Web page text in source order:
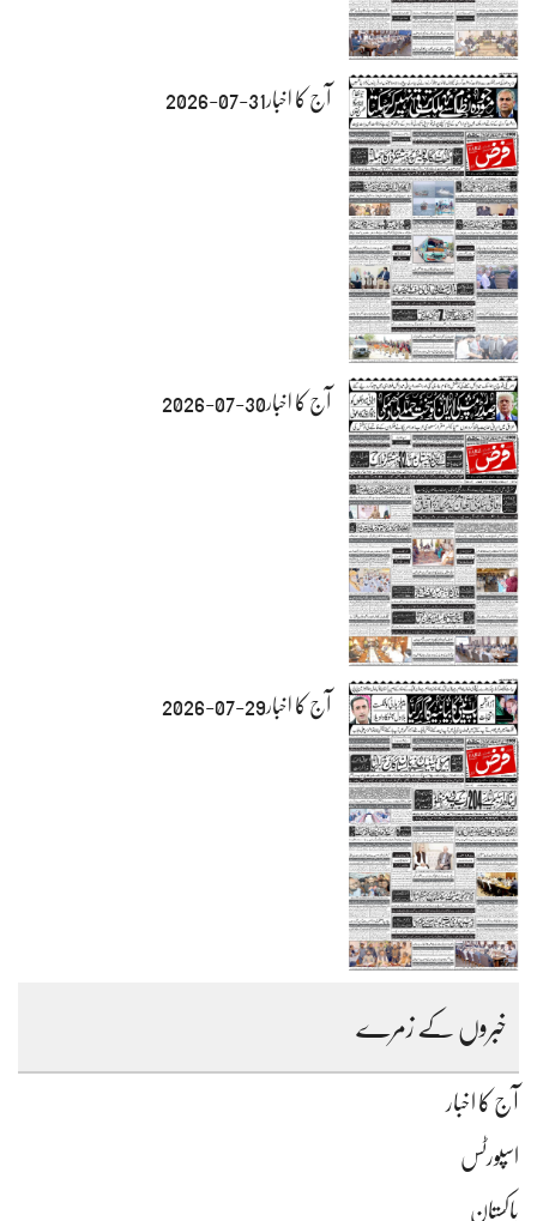
آج کا اخبار31-07-2026
آج کا اخبار30-07-2026
آج کا اخبار29-07-2026
خبروں کے زمرے
آج کا اخبار
اسپورٹس
پاکستان